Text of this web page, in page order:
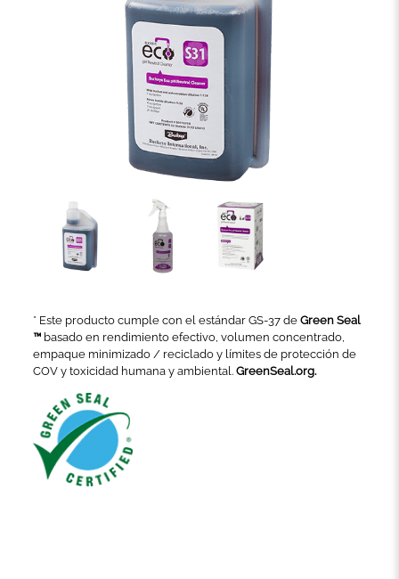
* Este producto cumple con el estándar GS-37 de Green Seal
™basado en rendimiento efectivo, volumen concentrado,
empaque minimizado / reciclado y límites de protección de
COV y toxicidad humana y ambiental. GreenSeal.org.